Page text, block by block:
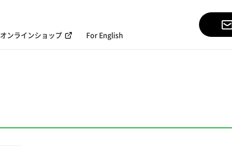
オンラインショップ For English